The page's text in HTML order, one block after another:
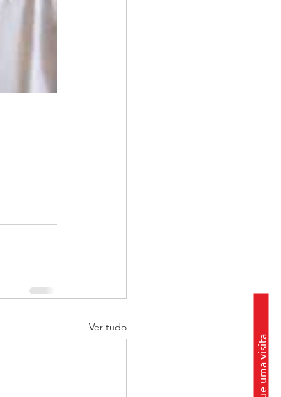
Ver tudo